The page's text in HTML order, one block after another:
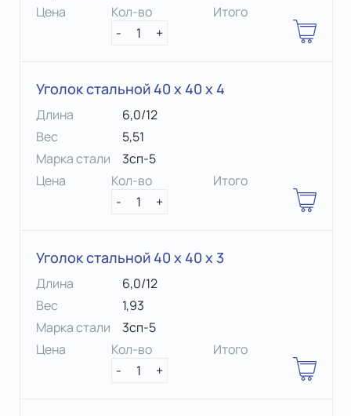
Цена
Кол-во
-
1 +
Итого
Уголок стальной 40 х 40 x 4
Длина
6,0/12
Вес
5,51
Марка стали
3сп-5
Цена
Кол-во
-
1 +
Итого
Уголок стальной 40 х 40 x 3
Длина
6,0/12
Вес
1,93
Марка стали
3сп-5
Цена
Кол-во
-
1 +
Итого